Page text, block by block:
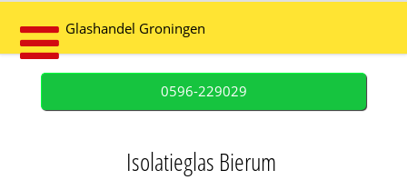
Glashandel Groningen
0596-229029
Isolatieglas Bierum